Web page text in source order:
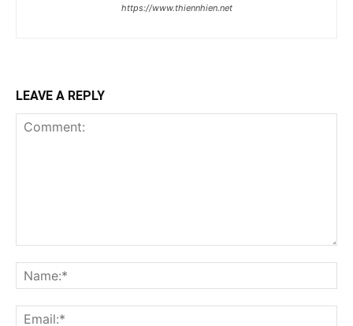
https://www.thiennhien.net
LEAVE A REPLY